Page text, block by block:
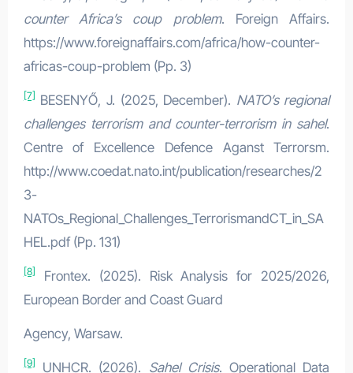
counter Africa’s coup problem. Foreign Affairs.
https://www.foreignaffairs.com/africa/how-counter-
africas-coup-problem (Pp. 3)
[7] BESENYŐ, J. (2025, December). NATO’s regional
challenges terrorism and counter-terrorism in sahel.
Centre of Excellence Defence Aganst Terrorsm.
http://www.coedat.nato.int/publication/researches/2
3-
NATOs_Regional_Challenges_TerrorismandCT_in_SA
HEL.pdf (Pp. 131)
[8]
Frontex. (2025). Risk Analysis for 2025/2026,
European Border and Coast Guard
Agency, Warsaw.
[9] UNHCR. (2026). Sahel Crisis. Operational Data